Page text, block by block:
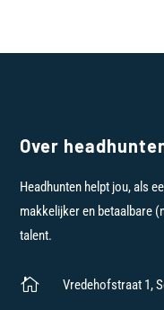
Over
Headhunten helpt jou, als
makkelijker en betaalbare
talent.
 Vredehofstraat 1,